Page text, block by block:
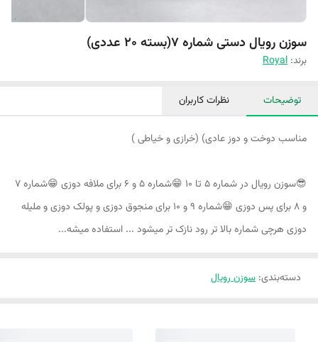
سوزن رویال دستی شماره 7(بسته 20 عددی)
برند: Royal
توضیحات نظرات کاربران
مناسب دوخت و دوز عادی) (خرازی و خیاطی )
😎سوزن رویال در شماره ۵ تا ۱۰ 😁شماره ۵ و ۶ برای ملافه دوزی 😁شماره ۷
و ۸ برای پس دوزی 😁شماره ۹ و ۱۰ برای منجوق دوزی و پولک دوزی و ملیله
دوزی هرچی شماره بالا تر رود نازک تر میشود ... استفاده ميشه...
دسته‌بندی: سوزن رویال